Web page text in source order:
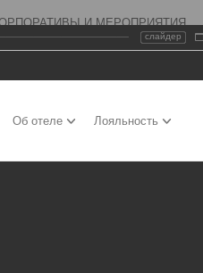
И МЕРОПРИЯТИЯ
Об отеле Лояльность
слайдер